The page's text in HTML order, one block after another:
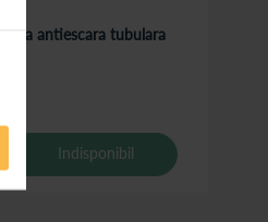
Saltea antiescara tubulara
Indisponibil